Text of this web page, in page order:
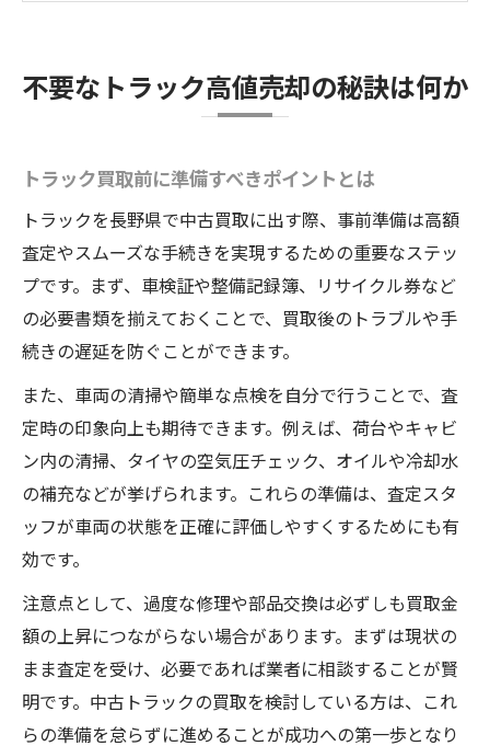
中古トラックを高額査定へ導くポイント
トラックの査定額を左右する評価基準とは
性
車種や年式で異なるトラック買取相場の見
方
トラック買取で重視される書類管理のコツ
査定時に伝えたいトラックのアピールポイ
ント
高額買取を目指すトラックの手続き術
トラック買取手続きをスムーズに進める方
法
買取に必要なトラック書類の準備チェック
トラック売却時に注意したい法的ポイント
トラック現地査定時の流れと注意点
廃車や事故車でも適正査定が可能な理由
トラック廃車買取で重視される評価ポイン
ト
不要なトラック高値売却の秘訣は何か
トラック買取前に準備すべきポイントとは
トラックを長野県で中古買取に出す際、事前準備は高額
査定やスムーズな手続きを実現するための重要なステッ
プです。まず、車検証や整備記録簿、リサイクル券など
の必要書類を揃えておくことで、買取後のトラブルや手
続きの遅延を防ぐことができます。
また、車両の清掃や簡単な点検を自分で行うことで、査
定時の印象向上も期待できます。例えば、荷台やキャビ
ン内の清掃、タイヤの空気圧チェック、オイルや冷却水
の補充などが挙げられます。これらの準備は、査定スタ
ッフが車両の状態を正確に評価しやすくするためにも有
効です。
注意点として、過度な修理や部品交換は必ずしも買取金
額の上昇につながらない場合があります。まずは現状の
まま査定を受け、必要であれば業者に相談することが賢
明です。中古トラックの買取を検討している方は、これ
らの準備を怠らずに進めることが成功への第一歩となり